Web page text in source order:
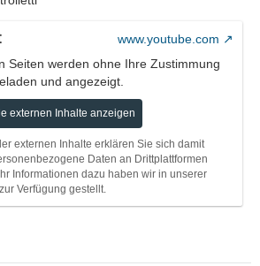
www.youtube.com
Seiten werden ohne Ihre Zustimmung
und angezeigt.
externen Inhalte anzeigen
externen Inhalte erklären Sie sich damit
Daten an Drittplattformen
Informationen dazu haben wir in unserer
Verfügung gestellt.